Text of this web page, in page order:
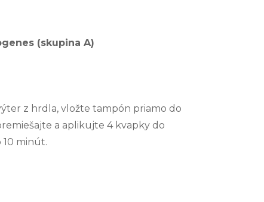
(skupina A)
z hrdla, vložte tampón priamo do
a aplikujte 4 kvapky do
10 minút.